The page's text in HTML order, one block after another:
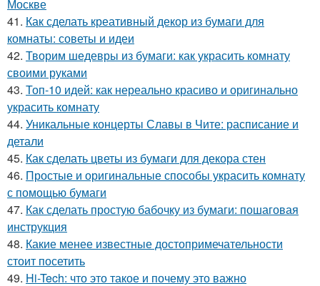
Москве
41. Как сделать креативный декор из бумаги для
комнаты: советы и идеи
42. Творим шедевры из бумаги: как украсить комнату
своими руками
43. Топ-10 идей: как нереально красиво и оригинально
украсить комнату
44. Уникальные концерты Славы в Чите: расписание и
детали
45. Как сделать цветы из бумаги для декора стен
46. Простые и оригинальные способы украсить комнату
с помощью бумаги
47. Как сделать простую бабочку из бумаги: пошаговая
инструкция
48. Какие менее известные достопримечательности
стоит посетить
49. Hi-Tech: что это такое и почему это важно